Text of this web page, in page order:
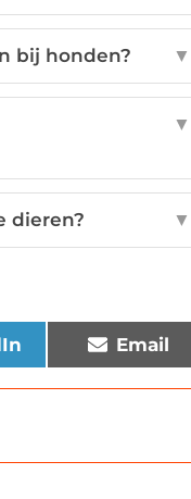
bij honden? ▼
▼
dieren? ▼
Email